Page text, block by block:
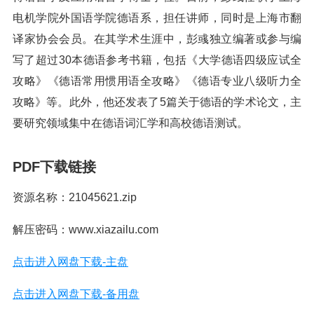
电机学院外国语学院德语系，担任讲师，同时是上海市翻
译家协会会员。在其学术生涯中，彭彧独立编著或参与编
写了超过30本德语参考书籍，包括《大学德语四级应试全
攻略》《德语常用惯用语全攻略》《德语专业八级听力全
攻略》等。此外，他还发表了5篇关于德语的学术论文，主
要研究领域集中在德语词汇学和高校德语测试。
PDF下载链接
资源名称：21045621.zip
解压密码：www.xiazailu.com
点击进入网盘下载-主盘
点击进入网盘下载-备用盘